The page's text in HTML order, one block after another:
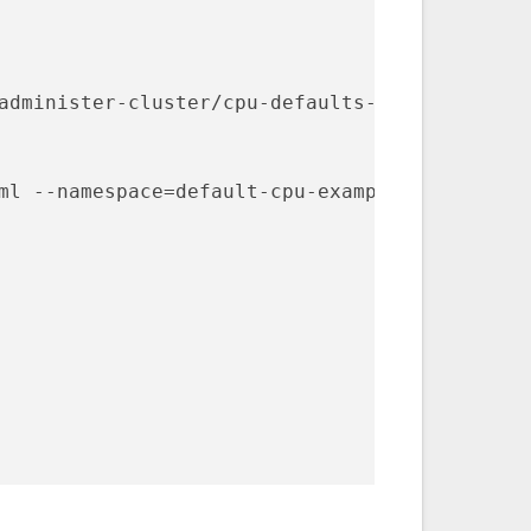
cluster/cpu-defaults-pod.yaml --
namespace=default-cpu-example